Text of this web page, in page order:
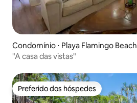
Condomínio ⋅ Playa Flamingo Beach
"A casa das vistas"
Preferido dos hóspedes
Preferido dos hóspedes